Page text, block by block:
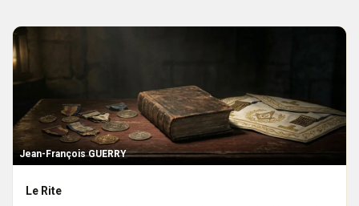
Jean-François GUERRY
Le Rite